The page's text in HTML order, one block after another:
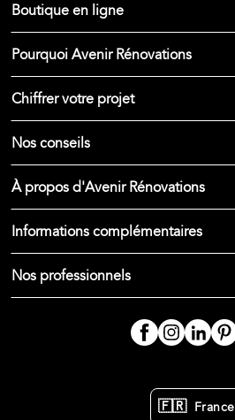
Boutique en ligne
Pourquoi Avenir Rénovations
Chiffrer votre projet
Nos conseils
À propos d'Avenir Rénovations
Informations complémentaires
Nos professionnels
🇫🇷 France